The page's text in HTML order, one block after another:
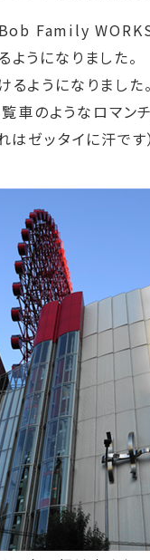
Family
うになりました。
ようになりました。
のようなロマンチ
ゼッタイに汗です